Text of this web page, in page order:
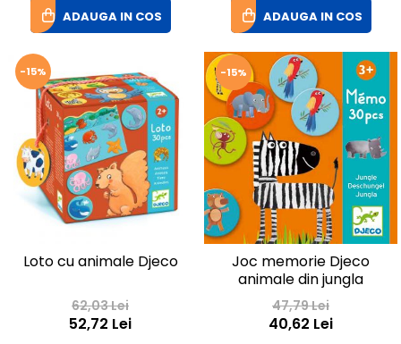
ADAUGA IN COS ADAUGA IN COS
-15%
Loto cu animale Djeco
62,03 Lei
52,72 Lei
-15%
Joc memorie Djeco
animale din jungla
47,79 Lei
40,62 Lei